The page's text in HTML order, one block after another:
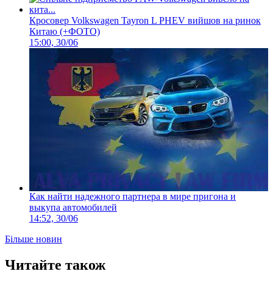
Кросовер Volkswagen Tayron L PHEV вийшов на ринок
Китаю (+ФОТО)
15:00, 30/06
Как найти надежного партнера в мире пригона и
выкупа автомобилей
14:52, 30/06
Більше новин
Читайте також